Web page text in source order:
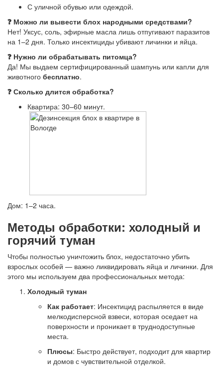
С уличной обувью или одеждой.
❓ Можно ли вывести блох народными средствами?
Нет! Уксус, соль, эфирные масла лишь отпугивают паразитов
на 1–2 дня. Только инсектициды убивают личинки и яйца.
❓ Нужно ли обрабатывать питомца?
Да! Мы выдаем сертифицированный шампунь или капли для
животного бесплатно.
❓ Сколько длится обработка?
Квартира: 30–60 минут.
Дом: 1–2 часа.
Методы обработки: холодный и
горячий туман
Чтобы полностью уничтожить блох, недостаточно убить
взрослых особей — важно ликвидировать яйца и личинки. Для
этого мы используем два профессиональных метода:
Холодный туман
Как работает: Инсектицид распыляется в виде
мелкодисперсной взвеси, которая оседает на
поверхности и проникает в труднодоступные
места.
Плюсы: Быстро действует, подходит для квартир
и домов с чувствительной отделкой.